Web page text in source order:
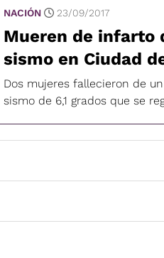
NACIÓN 23/09/2017
Mueren de infarto
sismo en Ciudad
Dos mujeres fallecieron de
sismo de 6,1 grados que se